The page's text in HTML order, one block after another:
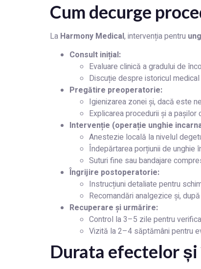
Cum decurge
La Harmony Medical, intervenția pentru
Consult inițial:
Evaluare clinică a gradului de
Discuție despre istoricul
Pregătire preoperatorie:
Igienizarea zonei și, dacă este
Explicarea procedurii și a
Intervenție (operație unghie
Anestezie locală la nivelul
Îndepărtarea porțiunii de unghie
Suturi fine sau bandajare
Îngrijire postoperatorie:
Instrucțiuni detaliate pentru
Recomandări analgezice și,
Recuperare și urmărire:
Control la 3–5 zile pentru
Vizită la 2–4 săptămâni pentru
Durata efectelor